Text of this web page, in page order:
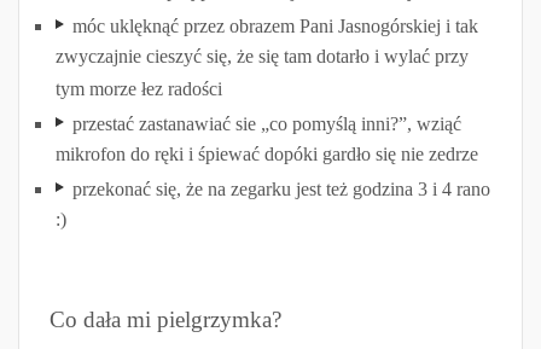
móc uklęknąć przez obrazem Pani Jasnogórskiej i tak
zwyczajnie cieszyć się, że się tam dotarło i wylać przy
tym morze łez radości
przestać zastanawiać sie „co pomyślą inni?”, wziąć
mikrofon do ręki i śpiewać dopóki gardło się nie zedrze
przekonać się, że na zegarku jest też godzina 3 i 4 rano
:)
Co dała mi pielgrzymka?